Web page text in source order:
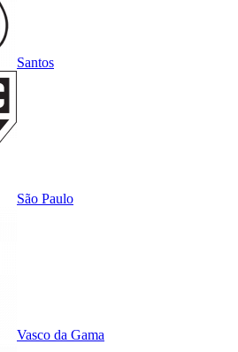
Santos
São Paulo
Vasco da Gama